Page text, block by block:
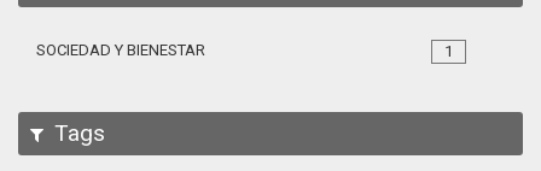
1
SOCIEDAD Y BIENESTAR
Tags